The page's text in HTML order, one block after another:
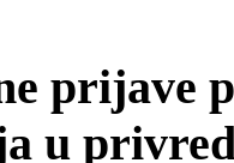
prijave
u